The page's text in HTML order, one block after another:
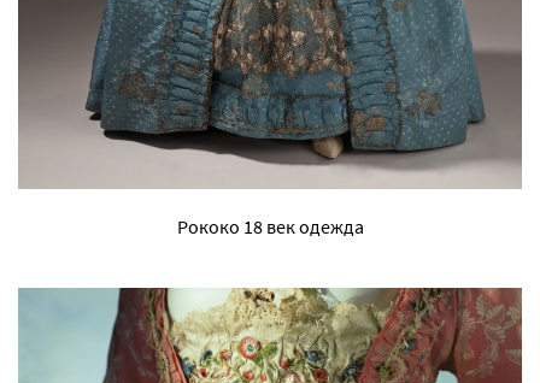
Рококо 18 век одежда